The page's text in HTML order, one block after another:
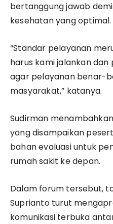
bertanggung jawab
kesehatan yang optimal.
“Standar pelayanan
harus kami jalankan
agar pelayanan benar-
masyarakat,” katanya.
Sudirman
yang disampaikan
bahan evaluasi untuk
rumah sakit ke depan.
Dalam forum tersebut,
Suprianto turut
komunikasi terbuka